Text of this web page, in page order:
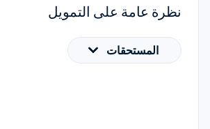
نظرة عامة على التمويل
المستحقات